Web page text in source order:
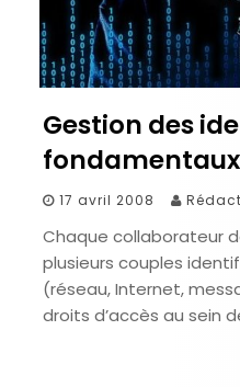
Gestion des
fondamentaux
17 avril 2008
Chaque collaborateur
plusieurs couples
(réseau, Internet,
droits d’accès au sein